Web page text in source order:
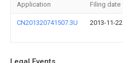
Application Filing date
CN201320741507.3U 2013-11-22